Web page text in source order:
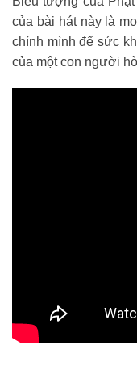
của bài hát này là
chính mình để sức
của một con người
Nhạc Thiền